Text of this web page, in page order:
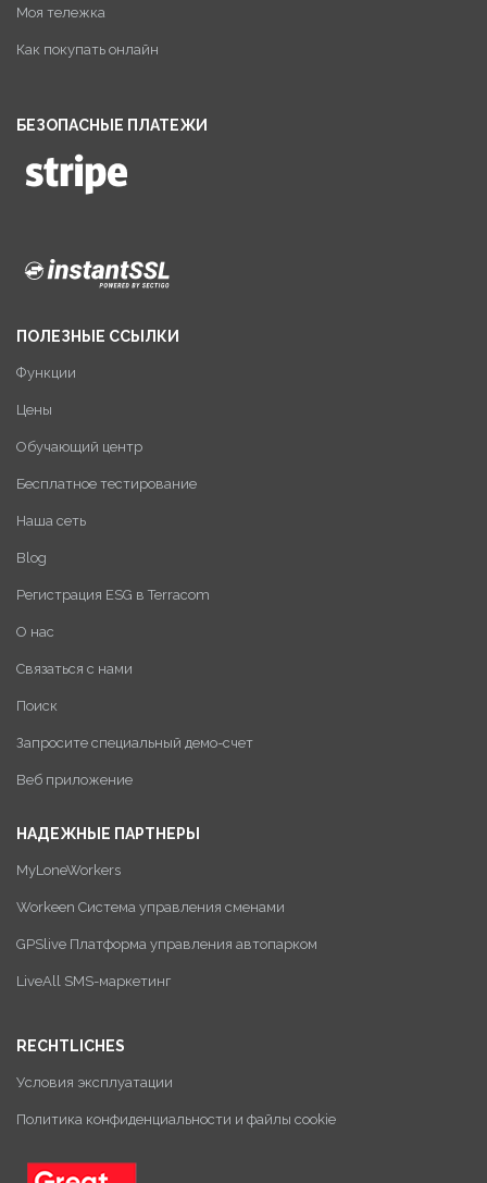
Моя тележка
Как покупать онлайн
БЕЗОПАСНЫЕ ПЛАТЕЖИ
ПОЛЕЗНЫЕ ССЫЛКИ
Функции
Цены
Обучающий центр
Бесплатное тестирование
Наша сеть
Blog
Регистрация ESG в Terracom
О нас
Связаться с нами
Поиск
Запросите специальный демо-счет
Веб приложение
НАДЕЖНЫЕ ПАРТНЕРЫ
MyLoneWorkers
Workeen Система управления сменами
GPSlive Платформа управления автопарком
LiveAll SMS-маркетинг
RECHTLICHES
Условия эксплуатации
Политика конфиденциальности и файлы cookie